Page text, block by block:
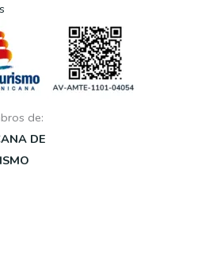
de:
DE